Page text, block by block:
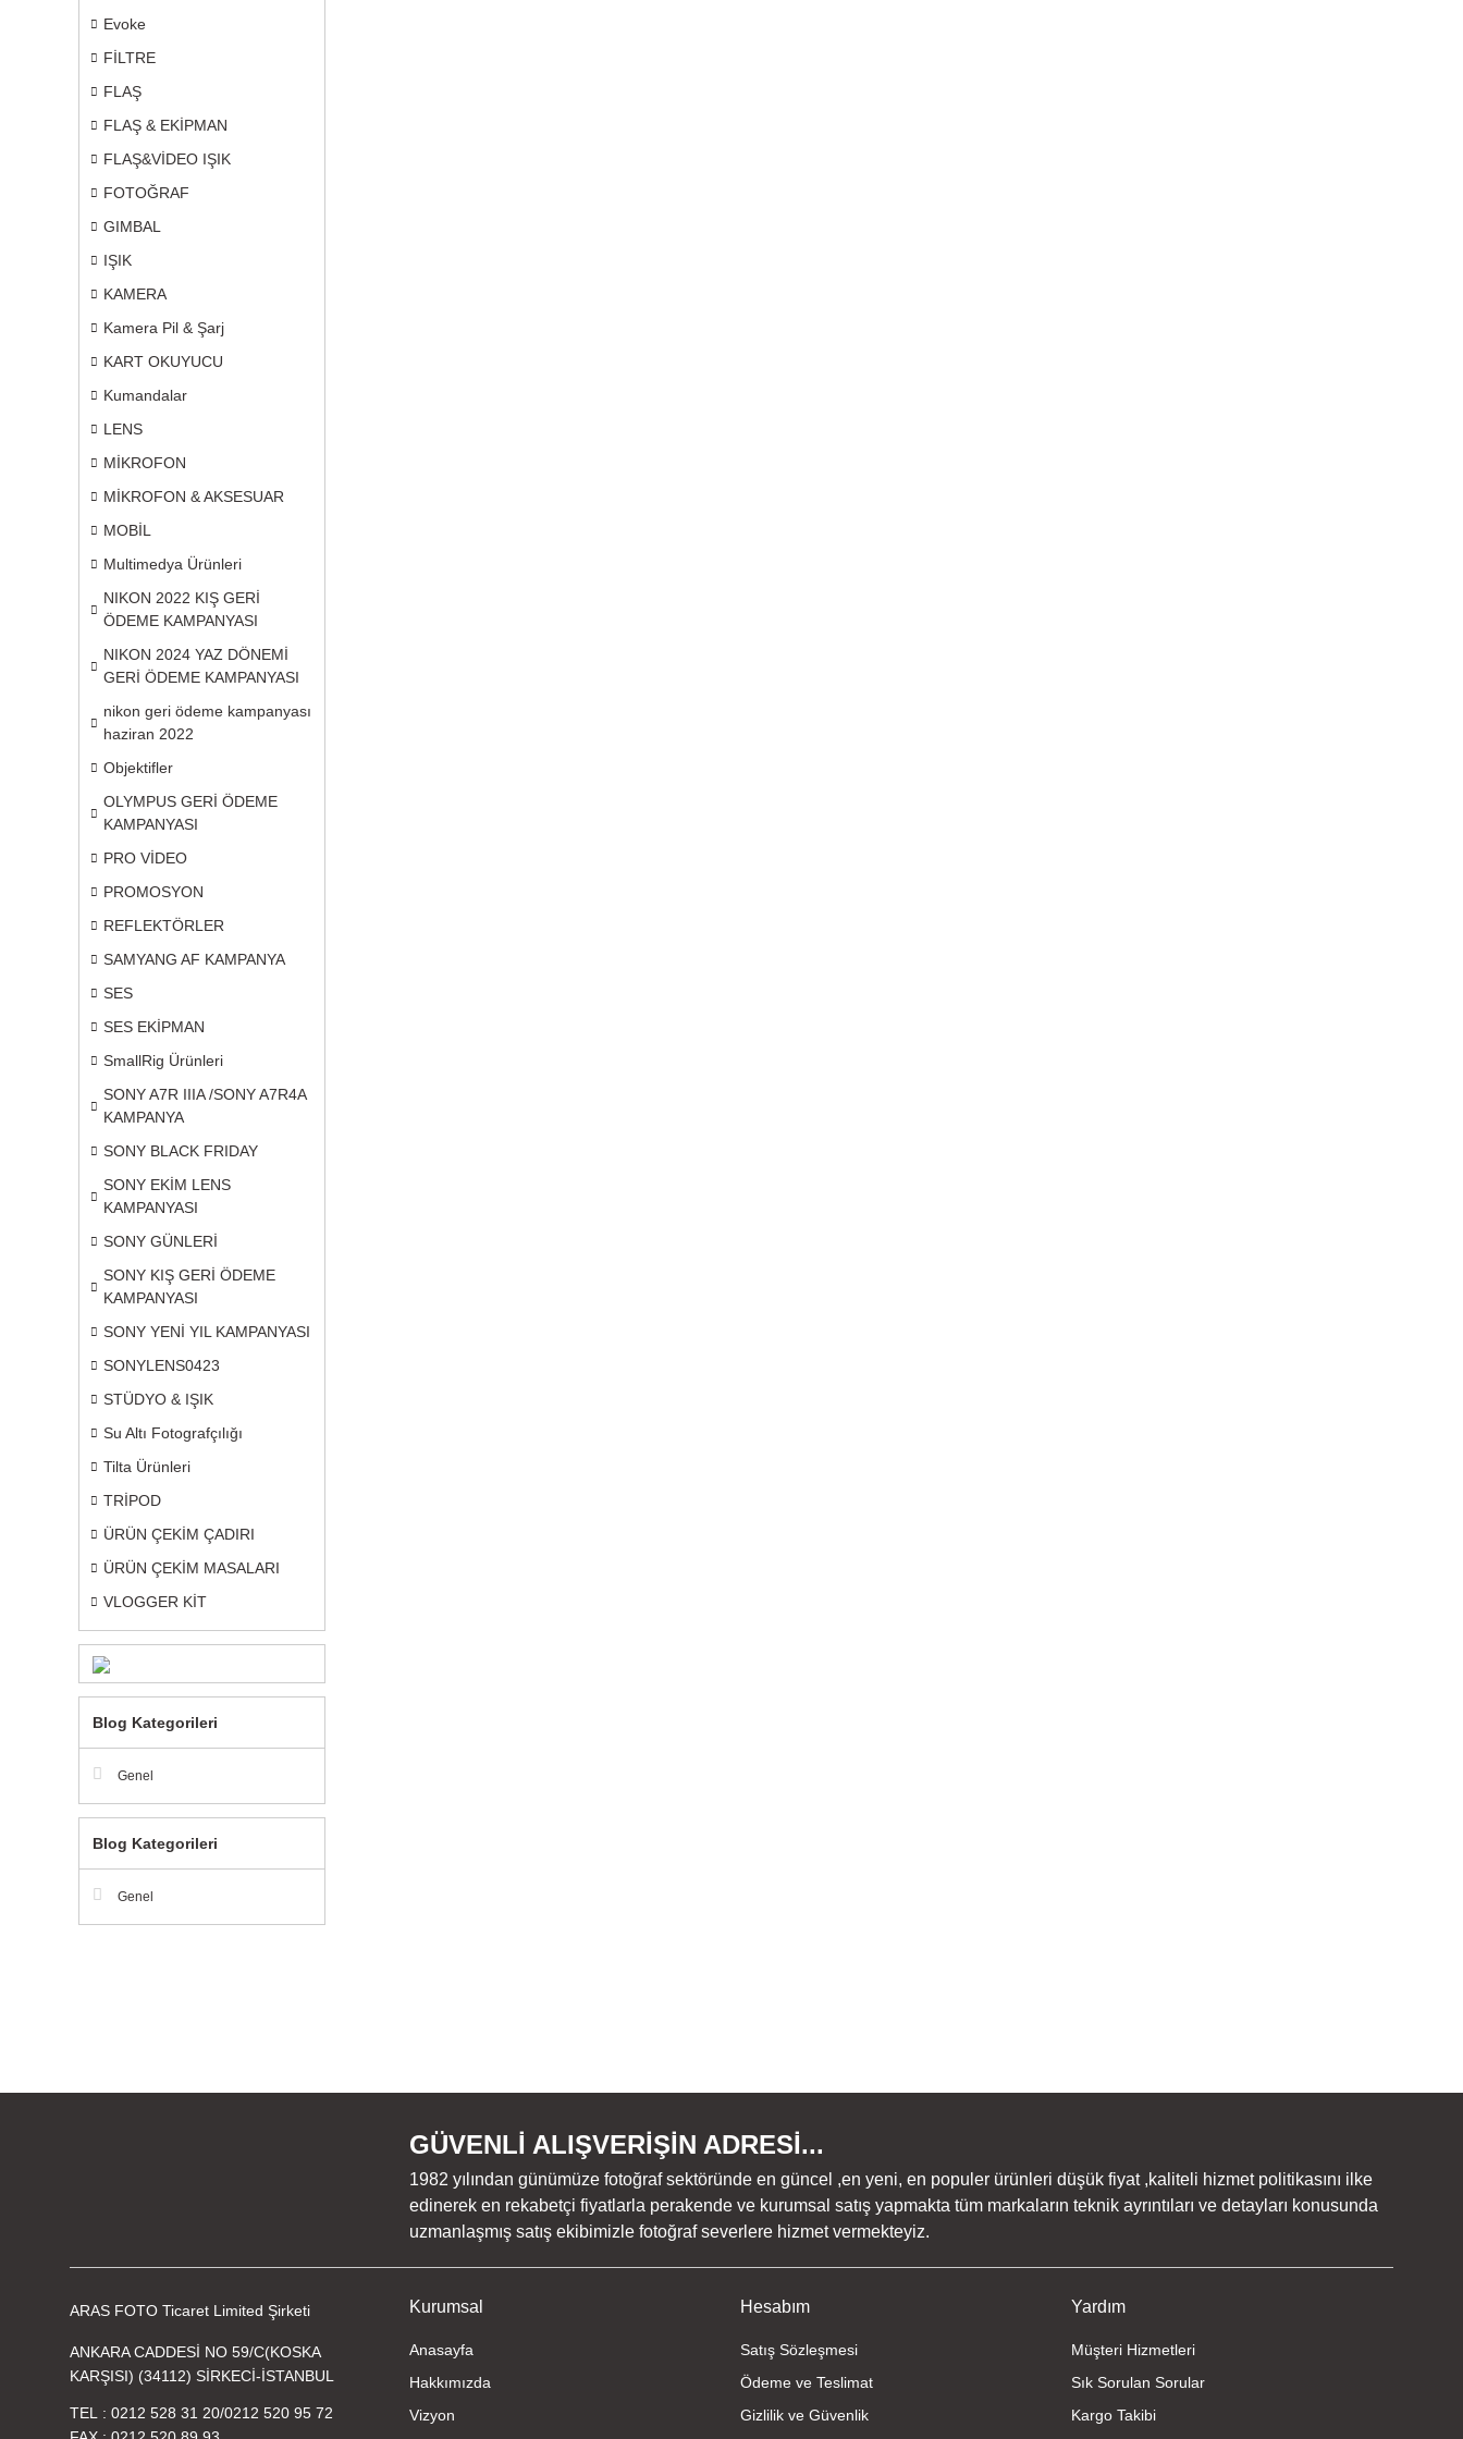
Evoke
FİLTRE
FLAŞ
FLAŞ & EKİPMAN
FLAŞ&VİDEO IŞIK
FOTOĞRAF
GIMBAL
IŞIK
KAMERA
Kamera Pil & Şarj
KART OKUYUCU
Kumandalar
LENS
MİKROFON
MİKROFON & AKSESUAR
MOBİL
Multimedya Ürünleri
NIKON 2022 KIŞ GERİ
ÖDEME KAMPANYASI
NIKON 2024 YAZ DÖNEMİ
GERİ ÖDEME KAMPANYASI
nikon geri ödeme kampanyası
haziran 2022
Objektifler
OLYMPUS GERİ ÖDEME
KAMPANYASI
PRO VİDEO
PROMOSYON
REFLEKTÖRLER
SAMYANG AF KAMPANYA
SES
SES EKİPMAN
SmallRig Ürünleri
SONY A7R IIIA /SONY A7R4A
KAMPANYA
SONY BLACK FRIDAY
SONY EKİM LENS
KAMPANYASI
SONY GÜNLERİ
SONY KIŞ GERİ ÖDEME
KAMPANYASI
SONY YENİ YIL KAMPANYASI
SONYLENS0423
STÜDYO & IŞIK
Su Altı Fotografçılığı
Tilta Ürünleri
TRİPOD
ÜRÜN ÇEKİM ÇADIRI
ÜRÜN ÇEKİM MASALARI
VLOGGER KİT
Blog Kategorileri
Genel
Blog Kategorileri
Genel
GÜVENLİ ALIŞVERİŞİN ADRESİ...
1982 yılından günümüze fotoğraf sektöründe en güncel ,en yeni, en populer ürünleri düşük fiyat ,kaliteli hizmet politikasını ilke
edinerek en rekabetçi fiyatlarla perakende ve kurumsal satış yapmakta tüm markaların teknik ayrıntıları ve detayları konusunda
uzmanlaşmış satış ekibimizle fotoğraf severlere hizmet vermekteyiz.
ARAS FOTO Ticaret Limited Şirketi
ANKARA CADDESİ NO 59/C(KOSKA
KARŞISI) (34112) SİRKECİ-İSTANBUL
TEL 0212 528 31 20/0212 520 95 72
Kurumsal
Anasayfa
Hakkımızda
Vizyon
Hesabım
Satış Sözleşmesi
Ödeme ve Teslimat
Gizlilik ve Güvenlik
Yardım
Müşteri Hizmetleri
Sık Sorulan Sorular
Kargo Takibi